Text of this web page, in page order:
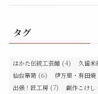
タグ
はかた伝統工芸館 (4) 久留米
仙台箪笥 (6) 伊万里・有田焼
出張！匠工房 (7) 創作こけし